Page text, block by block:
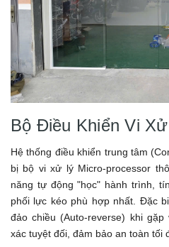
Bộ Điều Khiển Vi
Hệ thống điều khiển trung tâm
bị bộ vi xử lý Micro-processor
năng tự động "học" hành trình,
phối lực kéo phù hợp nhất. Đặc
đảo chiều (Auto-reverse) khi
xác tuyệt đối, đảm bảo an toàn tối